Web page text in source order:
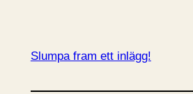
Slumpa fram ett inlägg!